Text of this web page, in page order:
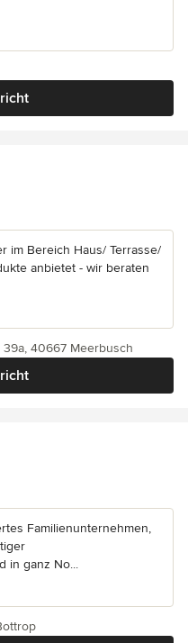
von 5 Sternen
im Bereich Haus/ Terrasse/
anbietet - wir beraten
40667 Meerbusch
von 5 Sternen
Familienunternehmen,
in ganz No...